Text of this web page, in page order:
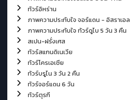
ทัวร์อิหร่าน
ภาพความประทับใจ จอร์แดน - อิสราเอล
ภาพความประทับใจ ทัวร์ดูไบ 5 วัน 3 คืน
สเปน-ฝรั่งเศส
ทัวร์สแกนดิเนเวีย
ทัวร์โครเอเชีย
ทัวร์บรูไน 3 วัน 2 คืน
ทัวร์จอร์แดน 6 วัน
ทัวร์ตุรกี